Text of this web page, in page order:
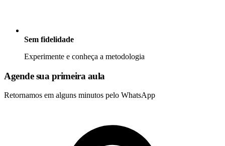
Sem fidelidade
Experimente e conheça a metodologia
Agende sua primeira aula
Retornamos em alguns minutos pelo WhatsApp